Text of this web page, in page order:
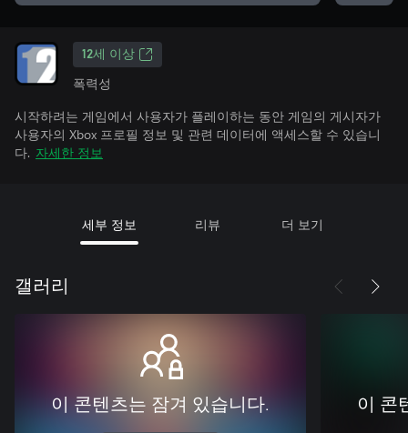
12세 이상
폭력성
시작하려는 게임에서 사용자가 플레이하는 동안 게임의 게시자가
사용자의 Xbox 프로필 정보 및 관련 데이터에 액세스할 수 있습니
다. 자세한 정보
세부 정보 리뷰 더 보기
갤러리
이 콘텐츠는 잠겨 있습니다. 이 콘